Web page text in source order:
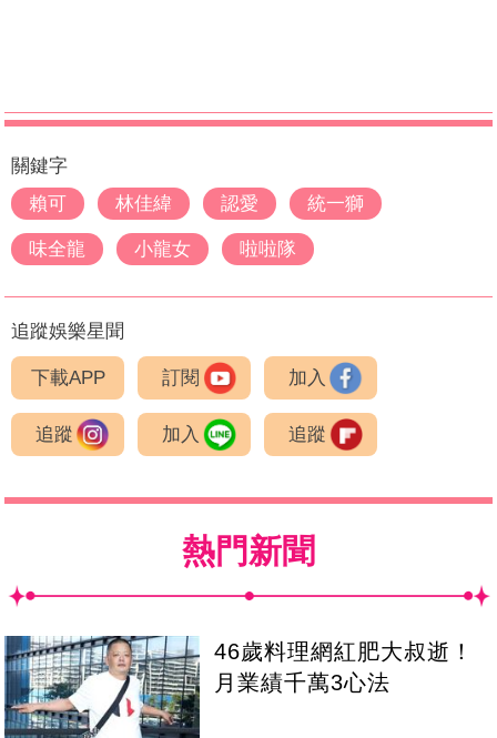
關鍵字
賴可
林佳緯 認愛 統一獅
味全龍 小龍女 啦啦隊
追蹤娛樂星聞
下載APP 訂閱 加入
追蹤 加入 追蹤
熱門新聞
46歲料理網紅肥大叔逝！
月業績千萬3心法